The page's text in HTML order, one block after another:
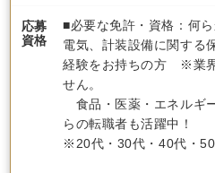
応募
資格
■必要な免許・資格：何
電気、計装設備に関する
経験をお持ちの方 ※業
せん。
食品・医薬・エネルギ
らの転職者も活躍中！
※20代・30代・40代・50